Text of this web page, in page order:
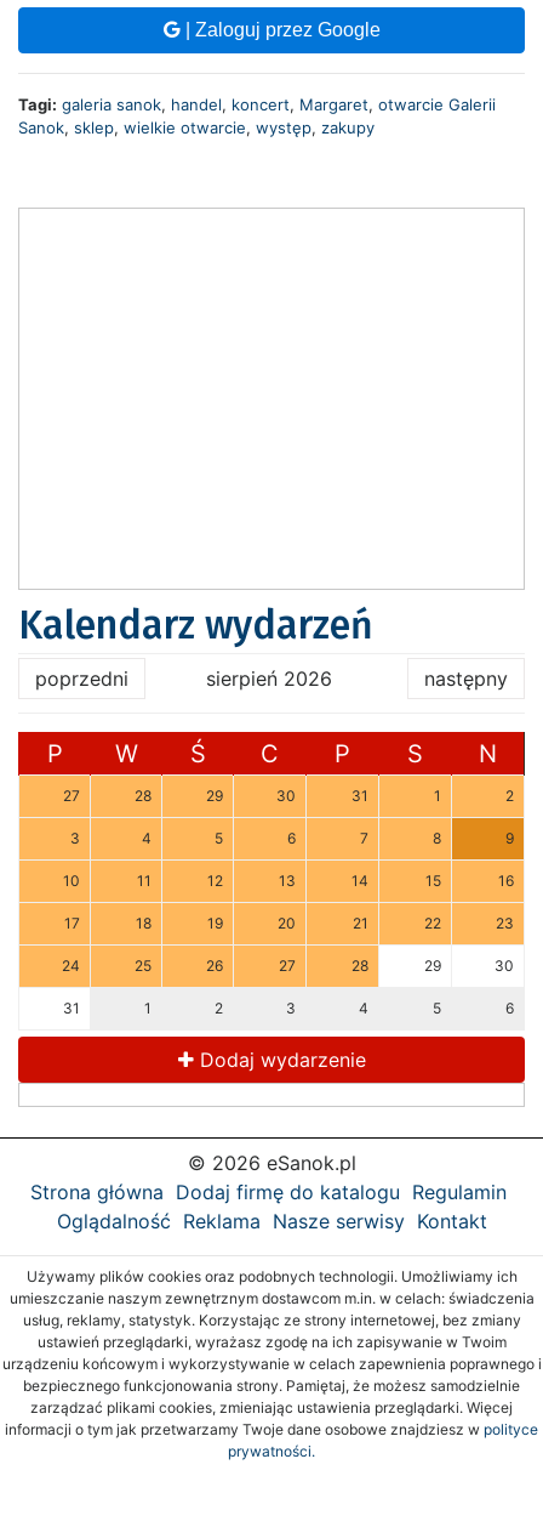
| Zaloguj przez Google
Tagi: galeria sanok, handel, koncert, Margaret, otwarcie Galerii
Sanok, sklep, wielkie otwarcie, występ, zakupy
Kalendarz wydarzeń
poprzedni sierpień 2026 następny
P W Ś C P S N
27 28 29 30 31 1 2
3 4 5 6 7 8 9
10 11 12 13 14 15 16
17 18 19 20 21 22 23
24 25 26 27 28 29 30
31 1 2 3 4 5 6
Dodaj wydarzenie
© 2026 eSanok.pl
Strona główna Dodaj firmę do katalogu Regulamin
Oglądalność Reklama Nasze serwisy Kontakt
Używamy plików cookies oraz podobnych technologii. Umożliwiamy ich
umieszczanie naszym zewnętrznym dostawcom m.in. w celach: świadczenia
usług, reklamy, statystyk. Korzystając ze strony internetowej, bez zmiany
ustawień przeglądarki, wyrażasz zgodę na ich zapisywanie w Twoim
urządzeniu końcowym i wykorzystywanie w celach zapewnienia poprawnego i
bezpiecznego funkcjonowania strony. Pamiętaj, że możesz samodzielnie
zarządzać plikami cookies, zmieniając ustawienia przeglądarki. Więcej
informacji o tym jak przetwarzamy Twoje dane osobowe znajdziesz w polityce
prywatności.